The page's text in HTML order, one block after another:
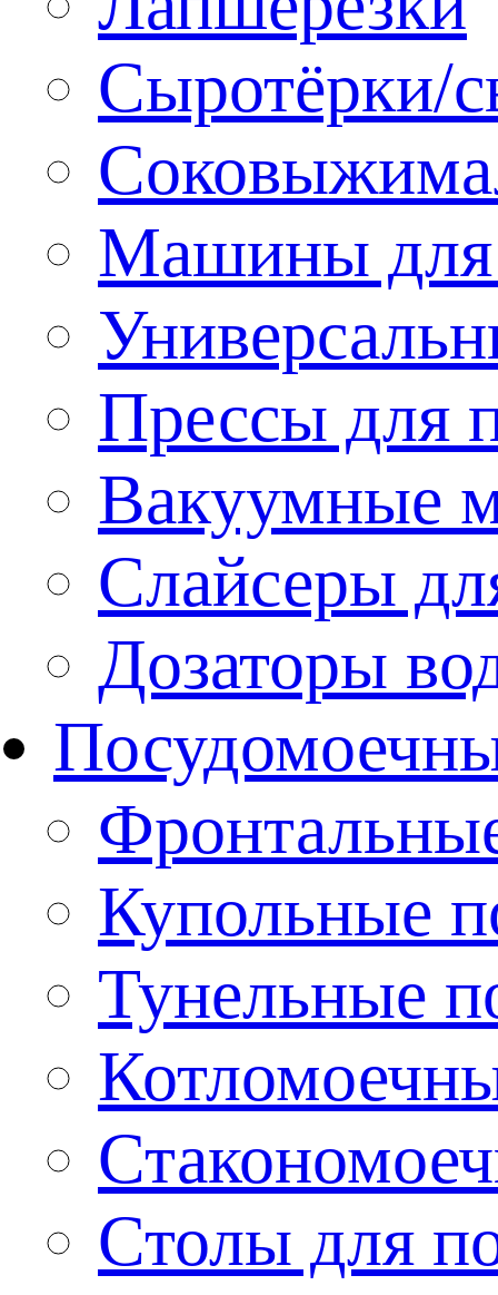
Сыротёрки/
Машины для
Прессы для
Вакуумные
Слайсеры
Дозаторы
Купольные
Тунельные
Столы для